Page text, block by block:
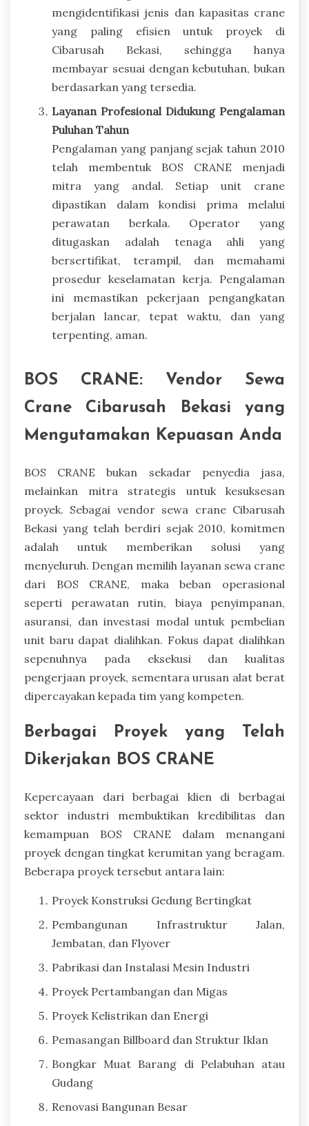
mengidentifikasi jenis dan kapasitas crane
yang paling efisien untuk proyek di
Cibarusah Bekasi, sehingga hanya
membayar sesuai dengan kebutuhan, bukan
berdasarkan yang tersedia.
Layanan Profesional Didukung Pengalaman
Puluhan Tahun
Pengalaman yang panjang sejak tahun 2010
telah membentuk BOS CRANE menjadi
mitra yang andal. Setiap unit crane
dipastikan dalam kondisi prima melalui
perawatan berkala. Operator yang
ditugaskan adalah tenaga ahli yang
bersertifikat, terampil, dan memahami
prosedur keselamatan kerja. Pengalaman
ini memastikan pekerjaan pengangkatan
berjalan lancar, tepat waktu, dan yang
terpenting, aman.
BOS CRANE: Vendor Sewa
Crane Cibarusah Bekasi yang
Mengutamakan Kepuasan Anda
BOS CRANE bukan sekadar penyedia jasa,
melainkan mitra strategis untuk kesuksesan
proyek. Sebagai vendor sewa crane Cibarusah
Bekasi yang telah berdiri sejak 2010, komitmen
adalah untuk memberikan solusi yang
menyeluruh. Dengan memilih layanan sewa crane
dari BOS CRANE, maka beban operasional
seperti perawatan rutin, biaya penyimpanan,
asuransi, dan investasi modal untuk pembelian
unit baru dapat dialihkan. Fokus dapat dialihkan
sepenuhnya pada eksekusi dan kualitas
pengerjaan proyek, sementara urusan alat berat
dipercayakan kepada tim yang kompeten.
Berbagai Proyek yang Telah
Dikerjakan BOS CRANE
Kepercayaan dari berbagai klien di berbagai
sektor industri membuktikan kredibilitas dan
kemampuan BOS CRANE dalam menangani
proyek dengan tingkat kerumitan yang beragam.
Beberapa proyek tersebut antara lain:
Proyek Konstruksi Gedung Bertingkat
Pembangunan Infrastruktur Jalan,
Jembatan, dan Flyover
Pabrikasi dan Instalasi Mesin Industri
Proyek Pertambangan dan Migas
Proyek Kelistrikan dan Energi
Pemasangan Billboard dan Struktur Iklan
Bongkar Muat Barang di Pelabuhan atau
Gudang
Renovasi Bangunan Besar